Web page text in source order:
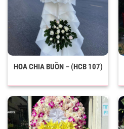
HOA CHIA BUỒN – (HCB 107)